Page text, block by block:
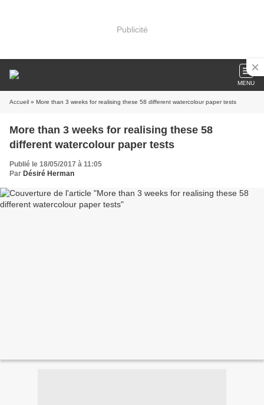
Publicité
MENU
Accueil » More than 3 weeks for realising these 58 different watercolour paper tests
More than 3 weeks for realising these 58
different watercolour paper tests
Publié le 18/05/2017 à 11:05
Par Désiré Herman